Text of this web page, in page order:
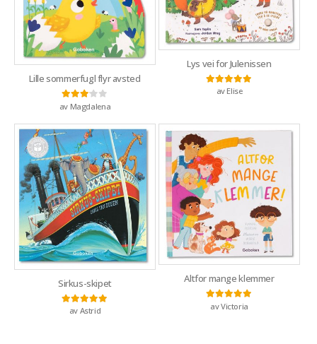
Lille sommerfugl flyr avsted
Vurdert3av 5
av Magdalena
Lys vei for Julenissen
Vurdert5
av Elise
Sirkus-skipet
Vurdert5
av Astrid
Altfor mange klemmer
Vurdert5av 5
av Victoria